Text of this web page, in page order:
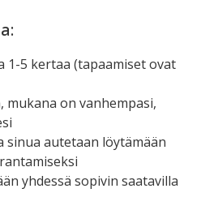
1-5 kertaa (tapaamiset ovat
on vanhempasi,
sinua autetaan löytämään
yhdessä sopivin saatavilla